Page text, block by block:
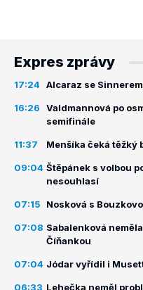
Expres zprávy
17:24 Alcaraz se
16:26
Valdmannová po
semifinále
11:37 Menšíka čeká těžký
09:04 Štěpánek s volbou
nesouhlasí
07:15 Nosková s
07:08 Sabalenková
Číňankou
07:04 Jódar vyřídil i
06:33 Lehečka neměl